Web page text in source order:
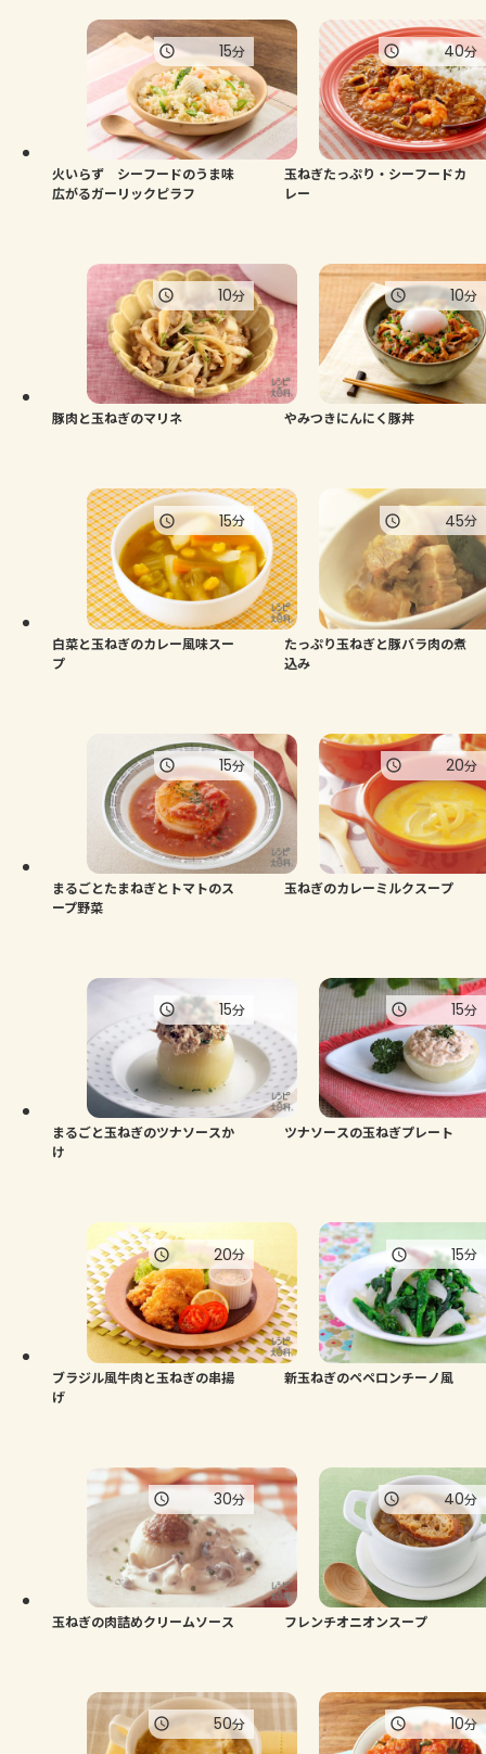
火いらず シーフードのうま味
広がるガーリックピラフ
15分
玉ねぎたっぷり・シーフードカ
レー
40分
豚肉と玉ねぎのマリネ
10分
やみつきにんにく豚丼
10分
白菜と玉ねぎのカレー風味スー
プ
15分
たっぷり玉ねぎと豚バラ肉の煮
込み
45分
まるごとたまねぎとトマトのス
ープ野菜
15分
玉ねぎのカレーミルクスープ
20分
まるごと玉ねぎのツナソースか
け
15分
ツナソースの玉ねぎプレート
15分
ブラジル風牛肉と玉ねぎの串揚
げ
20分
新玉ねぎのペペロンチーノ風
15分
玉ねぎの肉詰めクリームソース
30分
フレンチオニオンスープ
40分
50分 10分